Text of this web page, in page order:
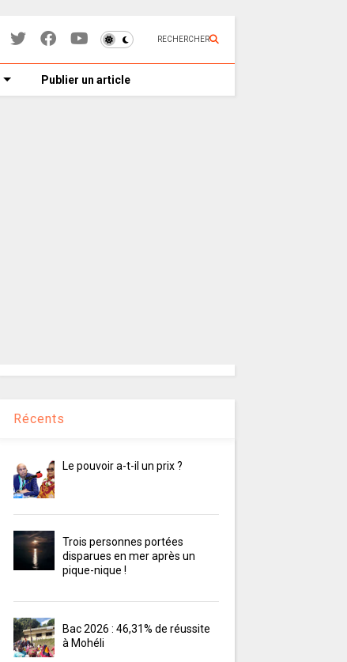
RECHERCHER
Publier un article
Récents
Le pouvoir a-t-il un prix ?
Trois personnes portées
disparues en mer après un
pique-nique !
Bac 2026 : 46,31% de réussite
à Mohéli